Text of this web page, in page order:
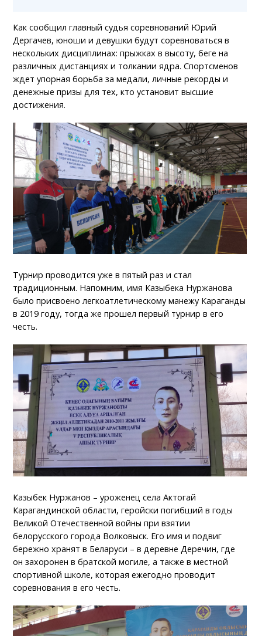
Как сообщил главный судья соревнований Юрий
Дергачев, юноши и девушки будут соревноваться в
нескольких дисциплинах: прыжках в высоту, беге на
различных дистанциях и толкании ядра. Спортсменов
ждет упорная борьба за медали, личные рекорды и
денежные призы для тех, кто установит высшие
достижения.
Турнир проводится уже в пятый раз и стал
традиционным. Напомним, имя Казыбека Нуржанова
было присвоено легкоатлетическому манежу Караганды
в 2019 году, тогда же прошел первый турнир в его
честь.
Казыбек Нуржанов – уроженец села Актогай
Карагандинской области, геройски погибший в годы
Великой Отечественной войны при взятии
белорусского города Волковыск. Его имя и подвиг
бережно хранят в Беларуси – в деревне Деречин, где
он захоронен в братской могиле, а также в местной
спортивной школе, которая ежегодно проводит
соревнования в его честь.